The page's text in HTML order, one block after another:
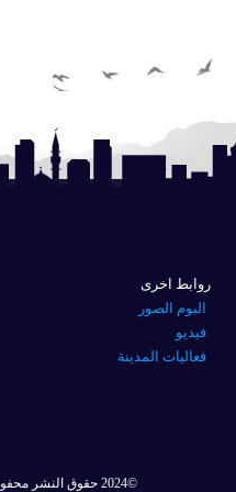
روابط اخرى
البوم الصور
فيديو
فعاليات المدينة
©2024 حقوق النشر محفوظة لــ بلدية نابلس